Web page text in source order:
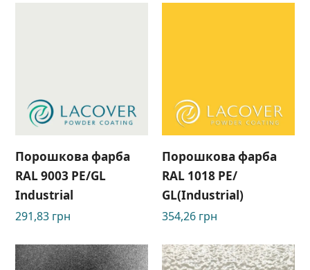
Порошкова фарба
RAL 9003 PE/GL
Industrial
291,83 грн
Порошкова фарба
RAL 1018 PE/
GL(Industrial)
354,26 грн